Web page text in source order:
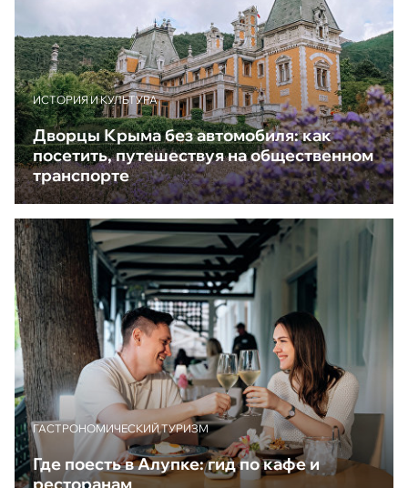
ИСТОРИЯ И КУЛЬТУРА
Дворцы Крыма без автомобиля: как
посетить, путешествуя на общественном
транспорте
ГАСТРОНОМИЧЕСКИЙ ТУРИЗМ
Где поесть в Алупке: гид по кафе и